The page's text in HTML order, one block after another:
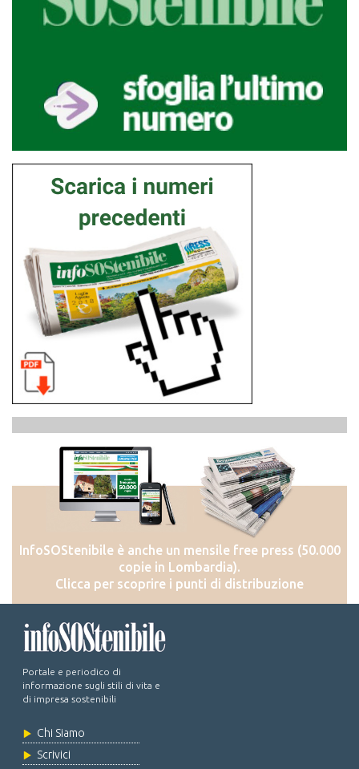
InfoSOStenibile è anche un mensile free press (50.000
copie in Lombardia).
Clicca per scoprire i punti di distribuzione
Portale e periodico di
informazione sugli stili di vita e
di impresa sostenibili
Chi Siamo
Scrivici